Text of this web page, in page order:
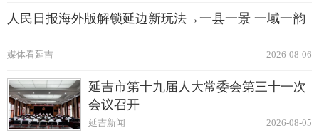
人民日报海外版解锁延边新玩法→一县一景 一域一韵
2026-08-06
媒体看延吉
延吉市第十九届人大常委会第三十一次
会议召开
2026-08-05
延吉新闻